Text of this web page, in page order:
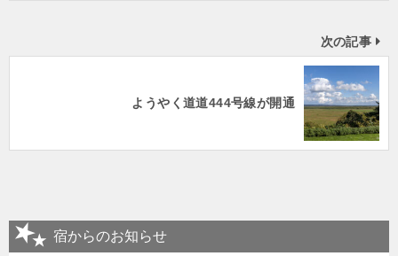
次の記事
ようやく道道444号線が開通
宿からのお知らせ